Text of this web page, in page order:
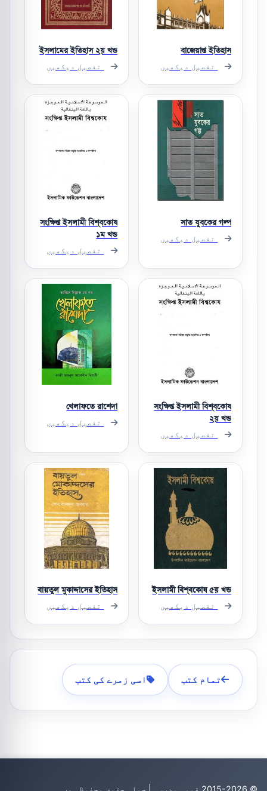
বাজেয়াপ্ত ইতিহাস
تفصیل دیکھیں
ইসলামের ইতিহাস ২য় খন্ড
تفصیل دیکھیں
সাত যুবকের গল্প
تفصیل دیکھیں
সংক্ষিপ্ত ইসলামী বিশ্বকোষ
১ম খন্ড
تفصیل دیکھیں
সংক্ষিপ্ত ইসলামী বিশ্বকোষ
২য় খন্ড
تفصیل دیکھیں
খেলাফতে রাশেদা
تفصیل دیکھیں
ইসলামী বিশ্বকোষ ৫য় খন্ড
تفصیل دیکھیں
বায়তুল মুকাদ্দাসের ইতিহাস
تفصیل دیکھیں
تمام کتب اسی زمرے کی کتب
© 2015-2026 قومی مدرسہ | جملہ حقوق محفوظ ہیں